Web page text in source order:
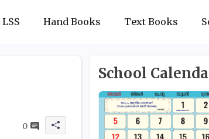
LSS Hand Books Text Books
0
School